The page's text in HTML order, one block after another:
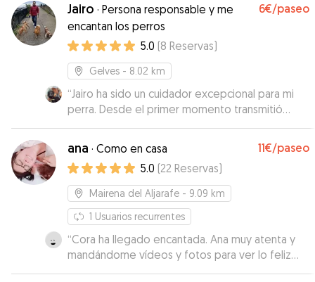
Jairo · Persona responsable y me
encantan los perros
6€/paseo
5.0 (8 Reservas)
Gelves - 8.02 km
“Jairo ha sido un cuidador excepcional para mi
perra. Desde el primer momento transmitió
mucha confianza, y su trato ha sido cariñoso y
responsable. Me mantuvo informada con fotos y
mensajes, y se notaba que mi perra estaba feliz
con él. Ha sido un alivio enorme dejarla en tan
buenas manos. Repetiremos sin duda!!!! 100%
recomendable.”
ana · Como en casa 11€/paseo
5.0 (22 Reservas)
Mairena del Aljarafe - 9.09 km
1 Usuarios recurrentes
“Cora ha llegado encantada. Ana muy atenta y
mandándome vídeos y fotos para ver lo feliz
que estaba Cora. Repetiremos!!”